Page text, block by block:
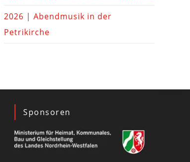
2026 | Abendmusik in der
Petrikirche
Sponsoren